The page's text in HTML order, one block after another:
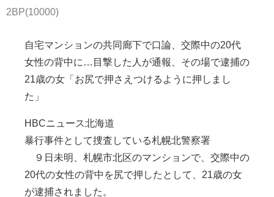
2BP(10000)
自宅マンションの共同廊下で口論、交際中の20代
女性の背中に…目撃した人が通報、その場で逮捕の
21歳の女「お尻で押さえつけるように押しまし
た」
HBCニュース北海道
暴行事件として捜査している札幌北警察署
９日未明、札幌市北区のマンションで、交際中の
20代の女性の背中を尻で押したとして、21歳の女
が逮捕されました。